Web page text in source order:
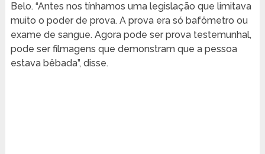
Belo. “Antes nos tínhamos uma legislação que limitava
muito o poder de prova. A prova era só bafômetro ou
exame de sangue. Agora pode ser prova testemunhal,
pode ser filmagens que demonstram que a pessoa
estava bêbada”, disse.